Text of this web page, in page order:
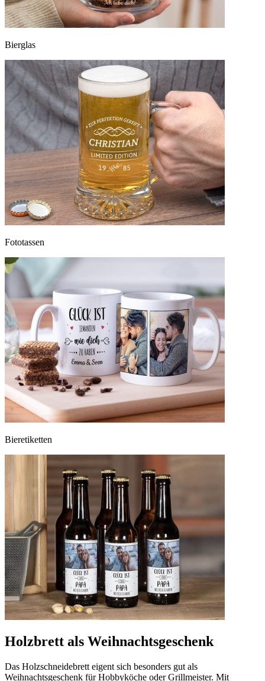
Bierglas
Fototassen
Bieretiketten
Holzbrett als Weihnachtsgeschenk
Das Holzschneidebrett eigent sich besonders gut als
Weihnachtsgeschenk für Hobbyköche oder Grillmeister. Mit